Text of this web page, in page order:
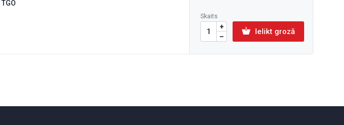
TGO
Skaits
Ielikt grozā